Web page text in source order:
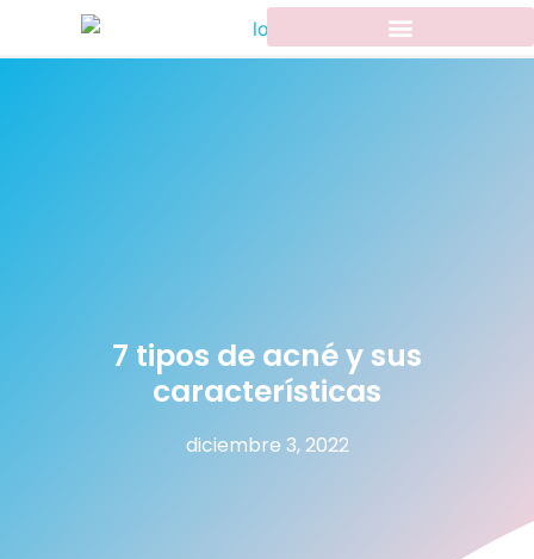
7 tipos de acné y sus
características
diciembre 3, 2022